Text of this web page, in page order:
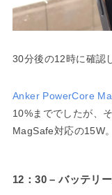
30分後の12時に確認
Anker PowerCore
10%まででしたが、
MagSafe対応の15W。
12：30 – バッテリ